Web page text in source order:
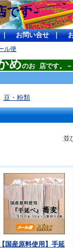
お店で
お問い合せ｜
ル便
めのお 店です。－
豆・粉類
並
【国産原料使用】手延